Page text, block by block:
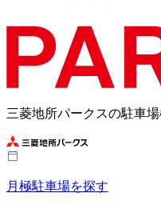
三菱地所パークスの駐車
月極駐車場を探す